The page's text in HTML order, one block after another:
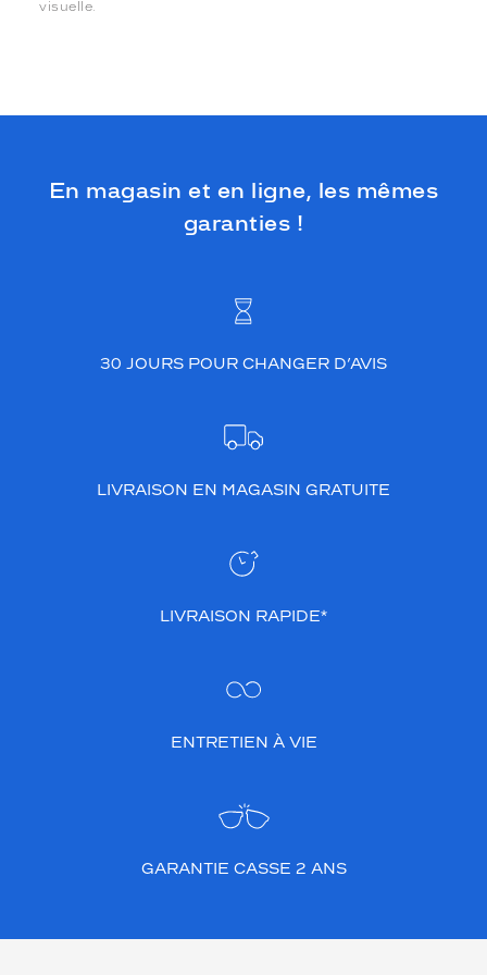
visuelle.
En magasin et en ligne, les mêmes
garanties !
30 JOURS POUR CHANGER D’AVIS
LIVRAISON EN MAGASIN GRATUITE
LIVRAISON RAPIDE*
ENTRETIEN À VIE
GARANTIE CASSE 2 ANS